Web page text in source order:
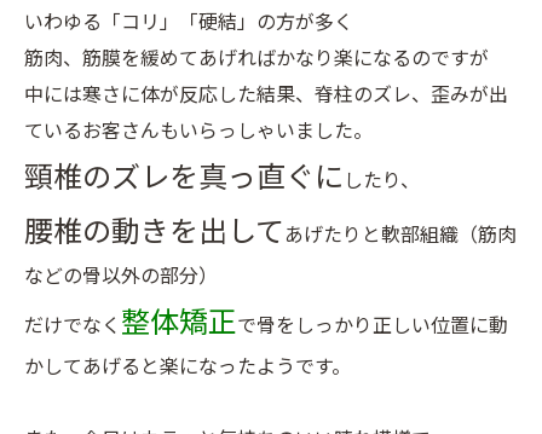
いわゆる「コリ」「硬結」の方が多く
筋肉、筋膜を緩めてあげればかなり楽になるのですが
中には寒さに体が反応した結果、脊柱のズレ、歪みが出
ているお客さんもいらっしゃいました。
頸椎のズレを真っ直ぐに したり、
腰椎の動きを出してあげたりと軟部組織（筋肉
などの骨以外の部分）
だけでなく 整体矯正で骨をしっかり正しい位置に動
かしてあげると楽になったようです。